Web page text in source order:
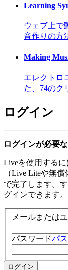
Learning
ウェブ上で
音作りの方
Making
エレクトロ
た、74のク
ログイン
ログインが必要
Liveを使用する
（Live Liteや無
で完了します。
グインできます。
メールまたは
パスワードパ